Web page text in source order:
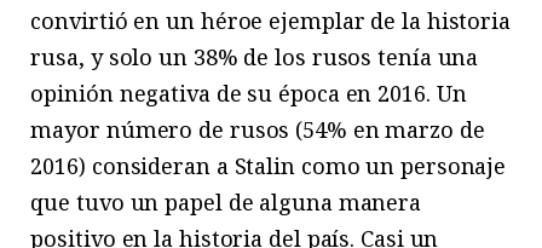
convirtió en un héroe ejemplar de la historia
rusa, y solo un 38% de los rusos tenía una
opinión negativa de su época en 2016. Un
mayor número de rusos (54% en marzo de
2016) consideran a Stalin como un personaje
que tuvo un papel de alguna manera
positivo en la historia del país. Casi un